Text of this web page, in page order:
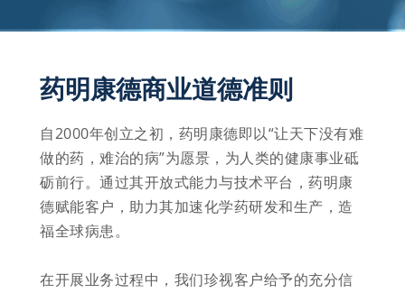
药明康德商业道德准则
自2000年创立之初，药明康德即以“让天下没有难
做的药，难治的病”为愿景，为人类的健康事业砥
砺前行。通过其开放式能力与技术平台，药明康
德赋能客户，助力其加速化学药研发和生产，造
福全球病患。
在开展业务过程中，我们珍视客户给予的充分信